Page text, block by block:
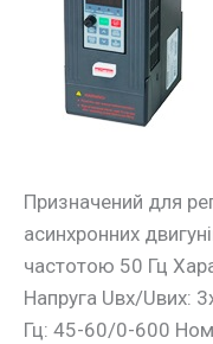
Призначений для
асинхронних
частотою 50 Гц
Напруга Uвх/Uвих:
Гц: 45-60/0-600
drive.0R7
0,75кВт
3ф/380В